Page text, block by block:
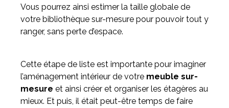
Vous pourrez ainsi estimer la taille globale de
votre bibliothèque sur-mesure pour pouvoir tout y
ranger, sans perte d’espace.
Cette étape de liste est importante pour imaginer
l’aménagement intérieur de votre meuble sur-
mesure et ainsi créer et organiser les étagères au
mieux. Et puis, il était peut-être temps de faire